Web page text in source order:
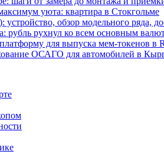
уюта: квартира в Стокгольме
обзор модельного ряда,
рубль рухнул ко всем основным
для выпуска мем-токенов в
ОСАГО для автомобилей в